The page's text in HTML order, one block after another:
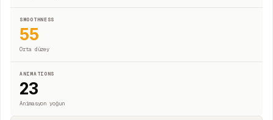
SMOOTHNESS
55
Orta düzey
ANIMATIONS
23
Animasyon yoğun